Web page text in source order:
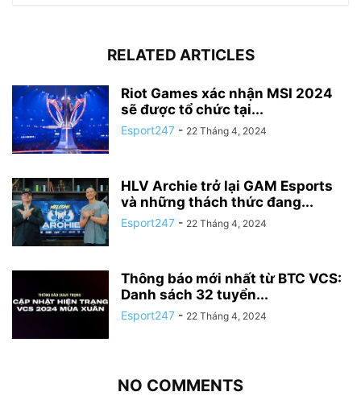
RELATED ARTICLES
Riot Games xác nhận MSI 2024
sẽ được tổ chức tại...
Esport247 - 22 Tháng 4, 2024
HLV Archie trở lại GAM Esports
và những thách thức đang...
Esport247 - 22 Tháng 4, 2024
Thông báo mới nhất từ BTC VCS:
Danh sách 32 tuyển...
Esport247 - 22 Tháng 4, 2024
NO COMMENTS